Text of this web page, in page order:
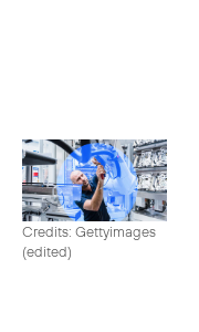
Credits: Gettyimages
(edited)